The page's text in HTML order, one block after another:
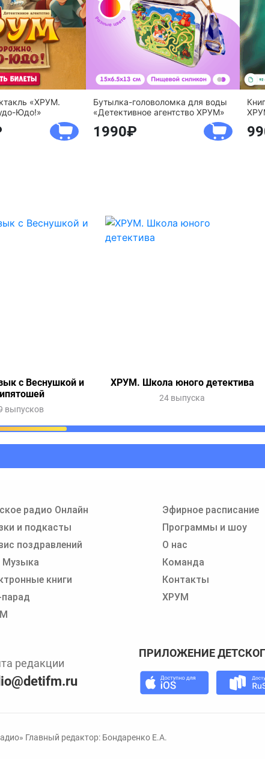
программ или сказок
«ХРУМ.
Юдо!»
Бутылка-головоломка для воды
«Детективное агентство ХРУМ»
1990
с Веснушкой и
выпусков
ХРУМ. Школа юного детектива
24 выпуска
радио Онлайн
и подкасты
поздравлений
Музыка
книги
Эфирное расписание
Программы и шоу
О нас
Команда
Контакты
ХРУМ
редакции
ПРИЛОЖЕНИЕ
Главный редактор: Бондаренко Е.А.